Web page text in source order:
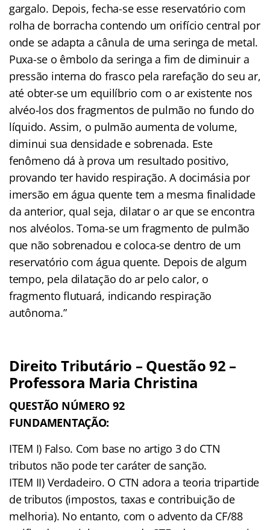
gargalo. Depois, fecha-se esse reservatório com
rolha de borracha contendo um orifício central por
onde se adapta a cânula de uma seringa de metal.
Puxa-se o êmbolo da seringa a fim de diminuir a
pressão interna do frasco pela rarefação do seu ar,
até obter-se um equilíbrio com o ar existente nos
alvéo-los dos fragmentos de pulmão no fundo do
líquido. Assim, o pulmão aumenta de volume,
diminui sua densidade e sobrenada. Este
fenômeno dá à prova um resultado positivo,
provando ter havido respiração. A docimásia por
imersão em água quente tem a mesma finalidade
da anterior, qual seja, dilatar o ar que se encontra
nos alvéolos. Toma-se um fragmento de pulmão
que não sobrenadou e coloca-se dentro de um
reservatório com água quente. Depois de algum
tempo, pela dilatação do ar pelo calor, o
fragmento flutuará, indicando respiração
autônoma.”
Direito Tributário – Questão 92 –
Professora Maria Christina
QUESTÃO NÚMERO 92
FUNDAMENTAÇÃO:
ITEM I) Falso. Com base no artigo 3 do CTN
tributos não pode ter caráter de sanção.
ITEM II) Verdadeiro. O CTN adora a teoria tripartide
de tributos (impostos, taxas e contribuição de
melhoria). No entanto, com o advento da CF/88